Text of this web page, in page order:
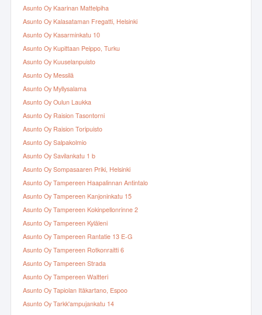
Asunto Oy Kaarinan Mattelpiha
Asunto Oy Kalasataman Fregatti, Helsinki
Asunto Oy Kasarminkatu 10
Asunto Oy Kupittaan Peippo, Turku
Asunto Oy Kuuselanpuisto
Asunto Oy Messilä
Asunto Oy Myllysalama
Asunto Oy Oulun Laukka
Asunto Oy Raision Tasontorni
Asunto Oy Raision Toripuisto
Asunto Oy Salpakolmio
Asunto Oy Savilankatu 1 b
Asunto Oy Sompasaaren Priki, Helsinki
Asunto Oy Tampereen Haapalinnan Antintalo
Asunto Oy Tampereen Kanjoninkatu 15
Asunto Oy Tampereen Kokinpellonrinne 2
Asunto Oy Tampereen Kyläleni
Asunto Oy Tampereen Rantatie 13 E-G
Asunto Oy Tampereen Rotkonraitti 6
Asunto Oy Tampereen Strada
Asunto Oy Tampereen Waltteri
Asunto Oy Tapiolan Itäkartano, Espoo
Asunto Oy Tarkk'ampujankatu 14